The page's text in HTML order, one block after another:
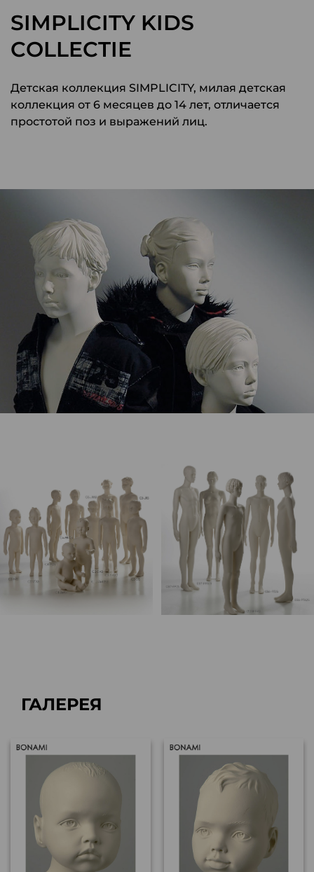
SIMPLICITY KIDS
COLLECTIE
Детская коллекция SIMPLICITY, милая детская
коллекция от 6 месяцев до 14 лет, отличается
простотой поз и выражений лиц.
ГАЛЕРЕЯ